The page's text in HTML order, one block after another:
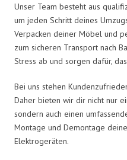
Unser Team besteht aus
um jeden Schritt deines
Verpacken deiner Möbel und
zum sicheren Transport nach
Stress ab und sorgen dafür,
Bei uns stehen
Daher bieten wir dir nicht nur
sondern auch einen
Montage und Demontage
Elektrogeräten.